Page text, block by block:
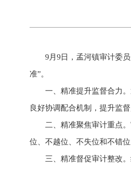
9月9日，孟河镇审计委
准”。
一、精准提升监督合力
良好协调配合机制，提升监督
二、精准聚焦审计重点
位、不越位、不失位和不错位
三、精准督促审计整改